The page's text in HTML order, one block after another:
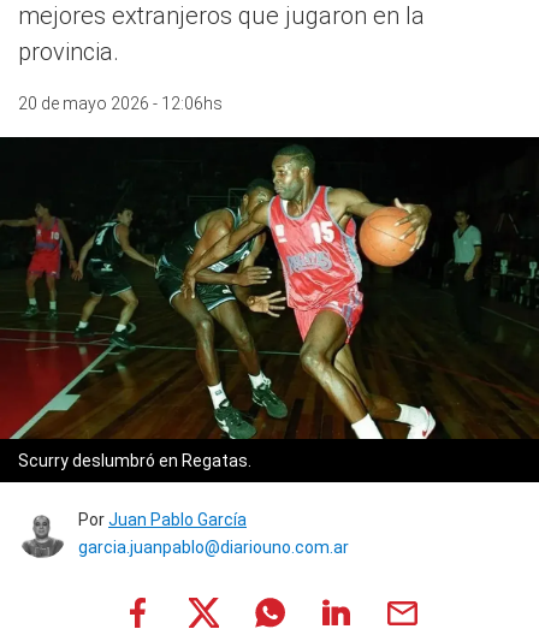
mejores extranjeros que jugaron en la
provincia.
20 de mayo 2026 - 12:06hs
Scurry deslumbró en Regatas.
PorJuan Pablo García
garcia.juanpablo@diariouno.com.ar